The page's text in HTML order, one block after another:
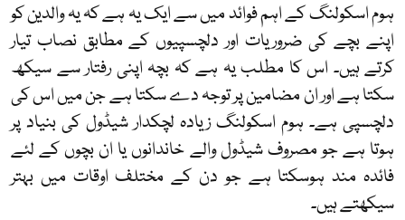
ہوم اسکولنگ کے اہم فوائد میں سے ایک یہ ہے کہ یہ والدین کو
اپنے بچے کی ضروریات اور دلچسپیوں کے مطابق نصاب تیار
کرتے ہیں۔ اس کا مطلب یہ ہے کہ بچہ اپنی رفتار سے سیکھ
سکتا ہے اور ان مضامین پر توجہ دے سکتا ہے جن میں اس کی
دلچسپی ہے۔ ہوم اسکولنگ زیادہ لچکدار شیڈول کی بنیاد پر
ہوتا ہے جو مصروف شیڈول والے خاندانوں یا ان بچوں کے لئے
فائدہ مند ہوسکتا ہے جو دن کے مختلف اوقات میں بہتر
سیکھتے ہیں۔